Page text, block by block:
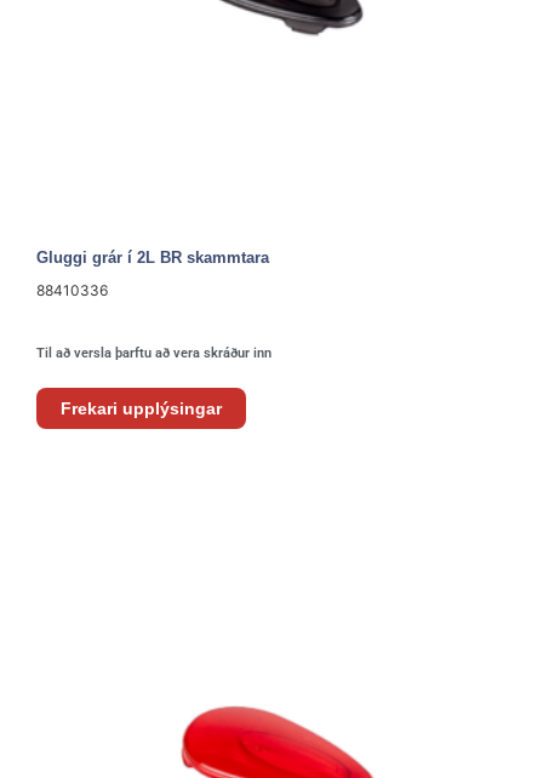
Gluggi grár í 2L BR skammtara
88410336
Til að versla þarftu að vera skráður inn
Frekari upplýsingar